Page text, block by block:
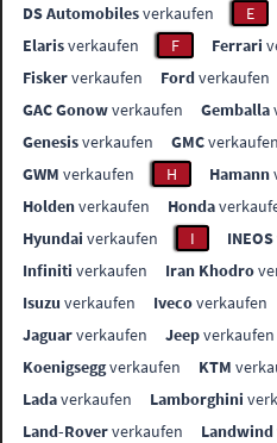
DS Automobilesverkaufen E
Elarisverkaufen F Ferrari
Fiskerverkaufen Fordverkaufen
GAC Gonowverkaufen Gemballa
Genesisverkaufen GMCverkaufen
GWM verkaufen H Hamann
Holdenverkaufen Honda
Hyundai verkaufen I INEOS
Infiniti verkaufen Iran Khodro
Isuzu verkaufen Ivecoverkaufen
Jaguarverkaufen Jeepverkaufen
Koenigseggverkaufen KTM
Ladaverkaufen Lamborghini
Land-Roververkaufen Landwind